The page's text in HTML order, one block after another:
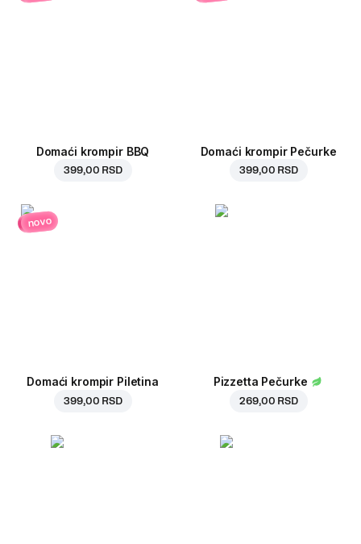
Domaći krompir BBQ
399,00 RSD
Domaći krompir Pečurke
399,00 RSD
novo
Domaći krompir Piletina
399,00 RSD
Pizzetta Pečurke
269,00 RSD